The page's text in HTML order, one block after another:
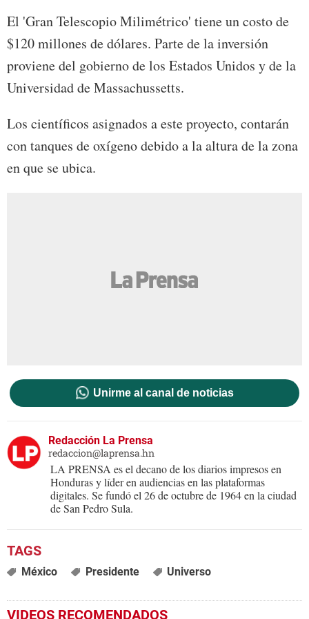
El 'Gran Telescopio Milimétrico' tiene un costo de
$120 millones de dólares. Parte de la inversión
proviene del gobierno de los Estados Unidos y de la
Universidad de Massachussetts.
Los científicos asignados a este proyecto, contarán
con tanques de oxígeno debido a la altura de la zona
en que se ubica.
Unirme al canal de noticias
Redacción La Prensa
redaccion@laprensa.hn
LA PRENSA es el decano de los diarios impresos en
Honduras y líder en audiencias en las plataformas
digitales. Se fundó el 26 de octubre de 1964 en la ciudad
de San Pedro Sula.
México Presidente Universo
VIDEOS RECOMENDADOS